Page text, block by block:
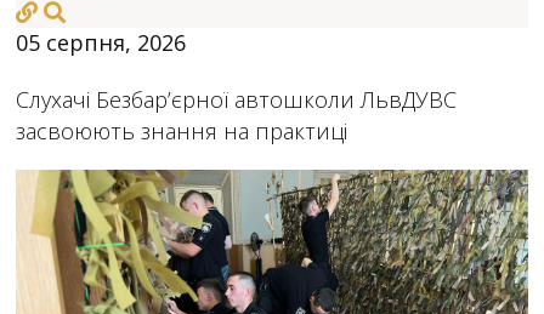
05 серпня, 2026
Слухачі Безбар’єрної автошколи ЛьвДУВС
засвоюють знання на практиці